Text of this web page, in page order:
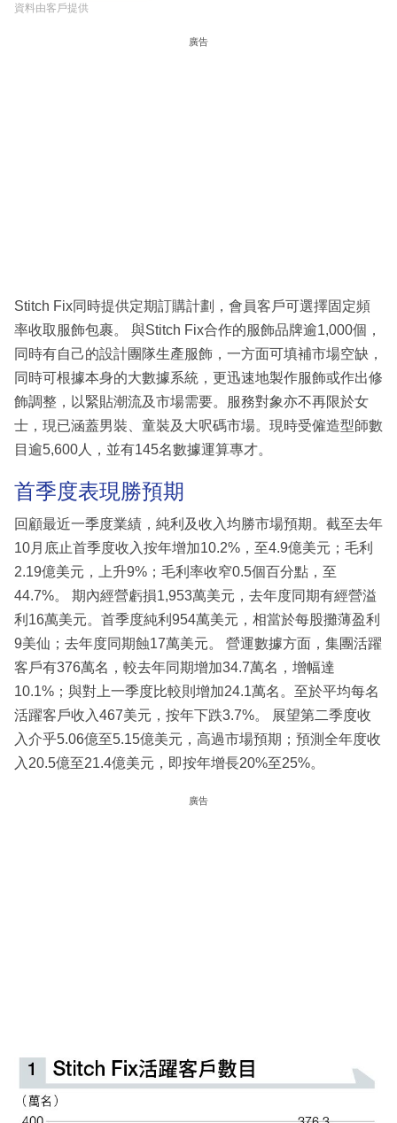
資料由客戶提供
廣告
Stitch Fix同時提供定期訂購計劃，會員客戶可選擇固定頻
率收取服飾包裹。 與Stitch Fix合作的服飾品牌逾1,000個，
同時有自己的設計團隊生產服飾，一方面可填補市場空缺，
同時可根據本身的大數據系統，更迅速地製作服飾或作出修
飾調整，以緊貼潮流及市場需要。服務對象亦不再限於女
士，現已涵蓋男裝、童裝及大呎碼市場。現時受僱造型師數
目逾5,600人，並有145名數據運算專才。
首季度表現勝預期
回顧最近一季度業績，純利及收入均勝市場預期。截至去年
10月底止首季度收入按年增加10.2%，至4.9億美元；毛利
2.19億美元，上升9%；毛利率收窄0.5個百分點，至
44.7%。 期內經營虧損1,953萬美元，去年度同期有經營溢
利16萬美元。首季度純利954萬美元，相當於每股攤薄盈利
9美仙；去年度同期蝕17萬美元。 營運數據方面，集團活躍
客戶有376萬名，較去年同期增加34.7萬名，增幅達
10.1%；與對上一季度比較則增加24.1萬名。至於平均每名
活躍客戶收入467美元，按年下跌3.7%。 展望第二季度收
入介乎5.06億至5.15億美元，高過市場預期；預測全年度收
入20.5億至21.4億美元，即按年增長20%至25%。
廣告